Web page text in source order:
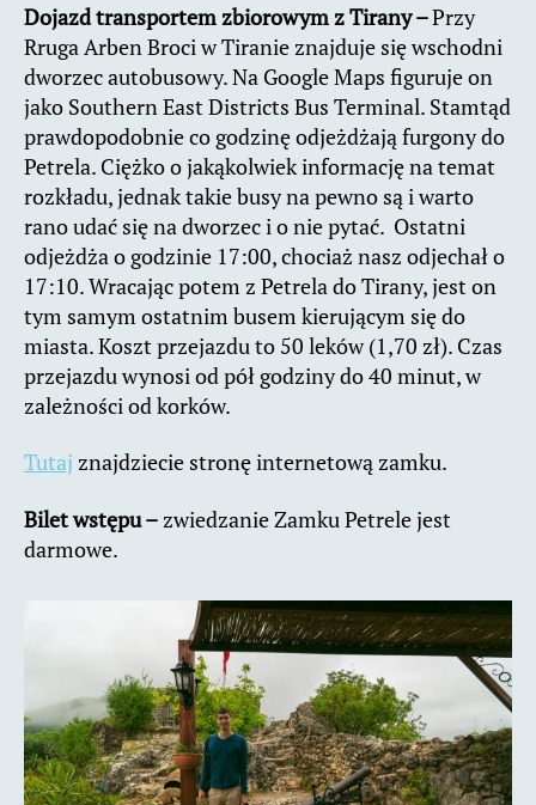
Dojazd transportem zbiorowym z Tirany –Przy
Rruga Arben Broci w Tiranie znajduje się wschodni
dworzec autobusowy. Na Google Maps figuruje on
jako Southern East Districts Bus Terminal. Stamtąd
prawdopodobnie co godzinę odjeżdżają furgony do
Petrela. Ciężko o jakąkolwiek informację na temat
rozkładu, jednak takie busy na pewno są i warto
rano udać się na dworzec i o nie pytać. Ostatni
odjeżdża o godzinie 17:00, chociaż nasz odjechał o
17:10. Wracając potem z Petrela do Tirany, jest on
tym samym ostatnim busem kierującym się do
miasta. Koszt przejazdu to 50 leków (1,70 zł). Czas
przejazdu wynosi od pół godziny do 40 minut, w
zależności od korków.
Tutaj znajdziecie stronę internetową zamku.
Bilet wstępu – zwiedzanie Zamku Petrele jest
darmowe.